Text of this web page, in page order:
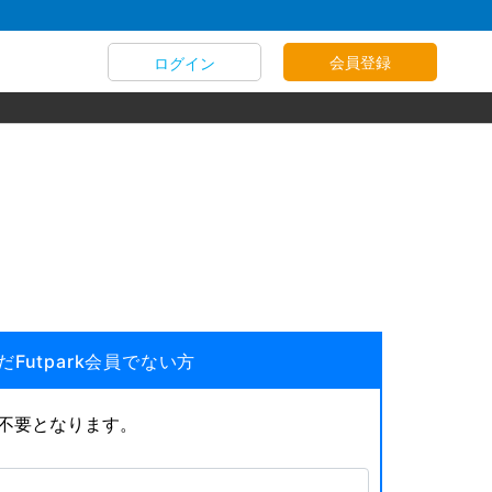
ログイン 会員登録
Futpark会員でない方
となります。